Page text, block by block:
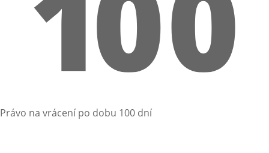
Právo na vrácení po dobu 100 dní